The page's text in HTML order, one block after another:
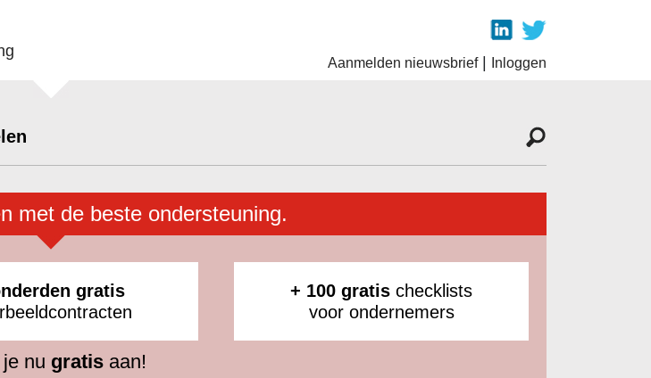
Aanmelden nieuwsbrief| Inloggen
met de beste ondersteuning.
gratis
+ 100 gratis checklists
voor ondernemers
nu gratisaan!